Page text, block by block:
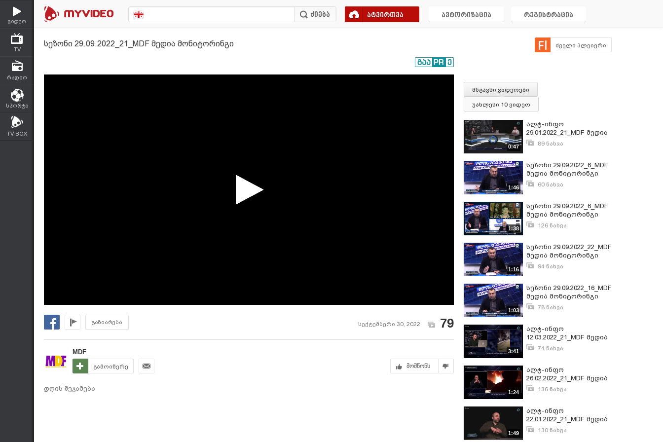
ვიდეო
TV
რადიო
სპორტი
TV BOX
ატვირთვა ავტორიზაცია რეგისტრაცია
სეზონი 29.09.2022_21_MDF მედია მონიტორინგი ძველი პლეიერი
გაზიარება სექტემბერი 30, 2022 79
MDF
გამოიწერე მომწონს
დღის შეჯამება
მსგავსი ვიდეოები
უახლესი 10 ვიდეო
0:47
ალტ-ინფო
29.01.2022_21_MDF მედია
მონიტორინგი
89 ნახვა
1:46
სეზონი 29.09.2022_6_MDF
მედია მონიტორინგი
60 ნახვა
1:38
სეზონი 29.09.2022_6_MDF
მედია მონიტორინგი
126 ნახვა
1:16
სეზონი 29.09.2022_22_MDF
მედია მონიტორინგი
94 ნახვა
1:03
სეზონი 29.09.2022_16_MDF
მედია მონიტორინგი
78 ნახვა
3:41
ალტ-ინფო
12.03.2022_21_MDF მედია
მონიტორინგი
74 ნახვა
1:24
ალტ-ინფო
26.02.2022_21_MDF მედია
მონიტორინგი
136 ნახვა
1:49
ალტ-ინფო
22.01.2022_21_MDF მედია
მონიტორინგი
130 ნახვა